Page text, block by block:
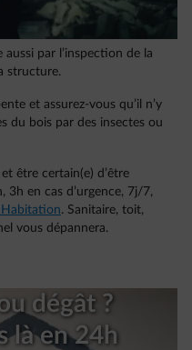
par l’inspection de la
structure.
et assurez-vous qu’il n’y
du bois par des insectes ou
être certain(e) d’être
3h en cas d’urgence, 7j/7,
Habitation. Sanitaire, toit,
vous dépannera.
dégât ?
là en 24h